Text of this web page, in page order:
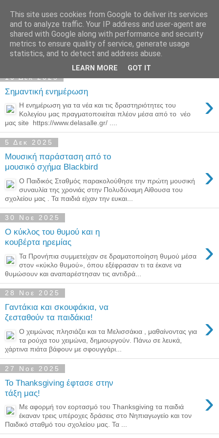
Παιδικός Σταθμός-
Νηπιαγωγείο "ΔΕΛΑΣΑΛ"
10 Δεκ 2025
Σημαντική ενημέρωση ›
Η ενημέρωση για τα νέα και τις δραστηριότητες του
Κολεγίου μας πραγματοποιείται πλέον μέσα από το νέο
μας site https://www.delasalle.gr/ ....
5 Δεκ 2025
Μουσική παράσταση από το
μουσικό σχήμα Blackbird
›
Ο Παιδικός Σταθμός παρακολούθησε την πρώτη μουσική
συναυλία της χρονιάς στην Πολυδύναμη Αίθουσα του
σχολείου μας . Τα παιδιά είχαν την ευκαι...
30 Νοε 2025
Ο κύκλος του θυμού και η
κουβέρτα ηρεμίας
›
Τα Προνήπια συμμετείχαν σε δραματοποίηση θυμού μέσα
στον «κύκλο θυμού», όπου εξέφρασαν τι τα έκανε να
θυμώσουν και αναπαρέστησαν τις αντιδρά...
28 Νοε 2025
Γαντάκια και σκουφάκια, να
ζεσταθούν τα παιδάκια!
›
Ο χειμώνας πλησιάζει και τα Μελισσάκια , μαθαίνοντας για
τα ρούχα του χειμώνα, δημιουργούν. Πάνω σε λευκά,
χάρτινα πιάτα βάφουν με σφουγγάρι...
27 Νοε 2025
Το Thanksgiving έφτασε στην
τάξη μας!
›
Με αφορμή τον εορτασμό του Thanksgiving τα παιδιά
έκαναν τρεις υπέροχες δράσεις στο Νηπιαγωγείο και τον
Παιδικό σταθμό του σχολείου μας. Τα ...
This site uses cookies from Google to deliver its services
and to analyze traffic. Your IP address and user-agent are
shared with Google along with performance and security
metrics to ensure quality of service, generate usage
statistics, and to detect and address abuse.
LEARN MORE GOT IT